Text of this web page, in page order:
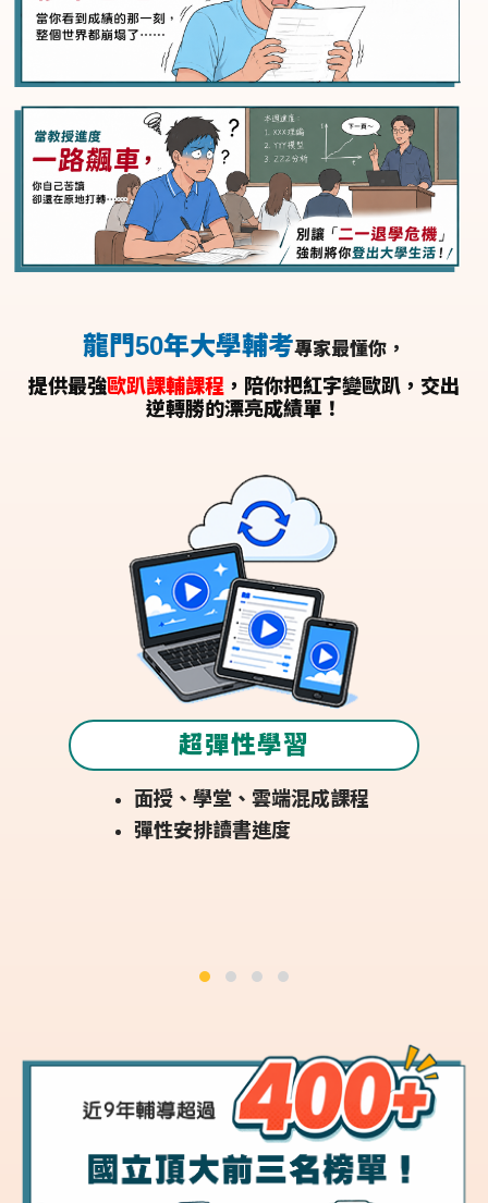
龍門50年大學輔考專家最懂你，
提供最強歐趴課輔課程 ，陪你把紅字變歐趴，交出
逆轉勝的漂亮成績單！
神隊友師資
碩博級名師授課
專救０基礎